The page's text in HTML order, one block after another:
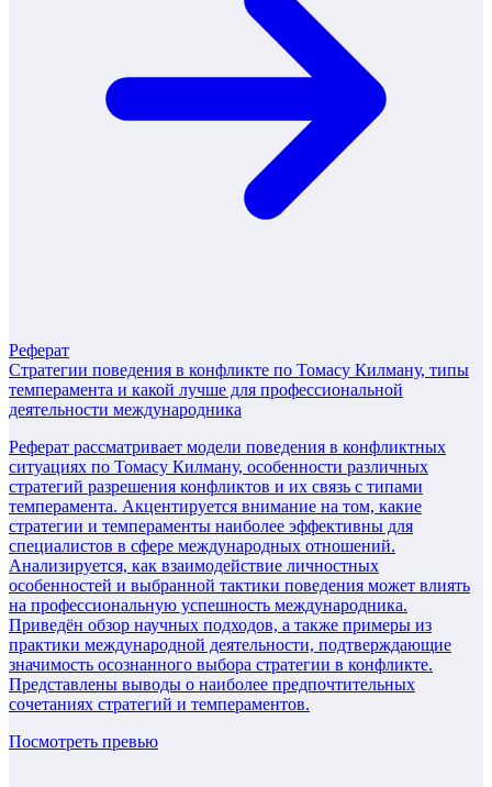
Реферат
Стратегии поведения в конфликте по Томасу Килману, типы
темперамента и какой лучше для профессиональной
деятельности международника
Реферат рассматривает модели поведения в конфликтных
ситуациях по Томасу Килману, особенности различных
стратегий разрешения конфликтов и их связь с типами
темперамента. Акцентируется внимание на том, какие
стратегии и темпераменты наиболее эффективны для
специалистов в сфере международных отношений.
Анализируется, как взаимодействие личностных
особенностей и выбранной тактики поведения может влиять
на профессиональную успешность международника.
Приведён обзор научных подходов, а также примеры из
практики международной деятельности, подтверждающие
значимость осознанного выбора стратегии в конфликте.
Представлены выводы о наиболее предпочтительных
сочетаниях стратегий и темпераментов.
Посмотреть превью